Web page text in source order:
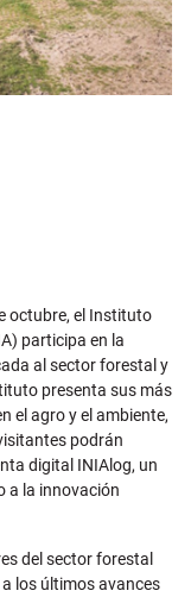
octubre, el Instituto
participa en la
al sector forestal y
presenta sus más
el agro y el ambiente,
podrán
digital INIAlog, un
a la innovación
del sector forestal
los últimos avances